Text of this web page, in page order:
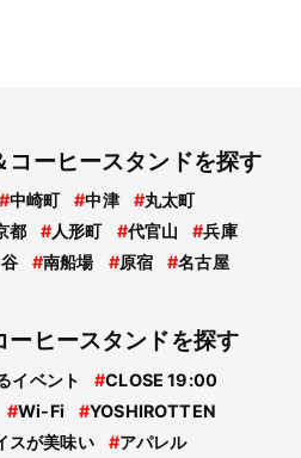
コーヒースタンドを探す
#中崎町 #中津 #丸太町
都 #人形町 #代官山 #兵庫
#南船場 #原宿 #名古屋
ーヒースタンドを探す
イベント #CLOSE 19:00
#Wi-Fi #YOSHIROTTEN
スが美味い #アパレル